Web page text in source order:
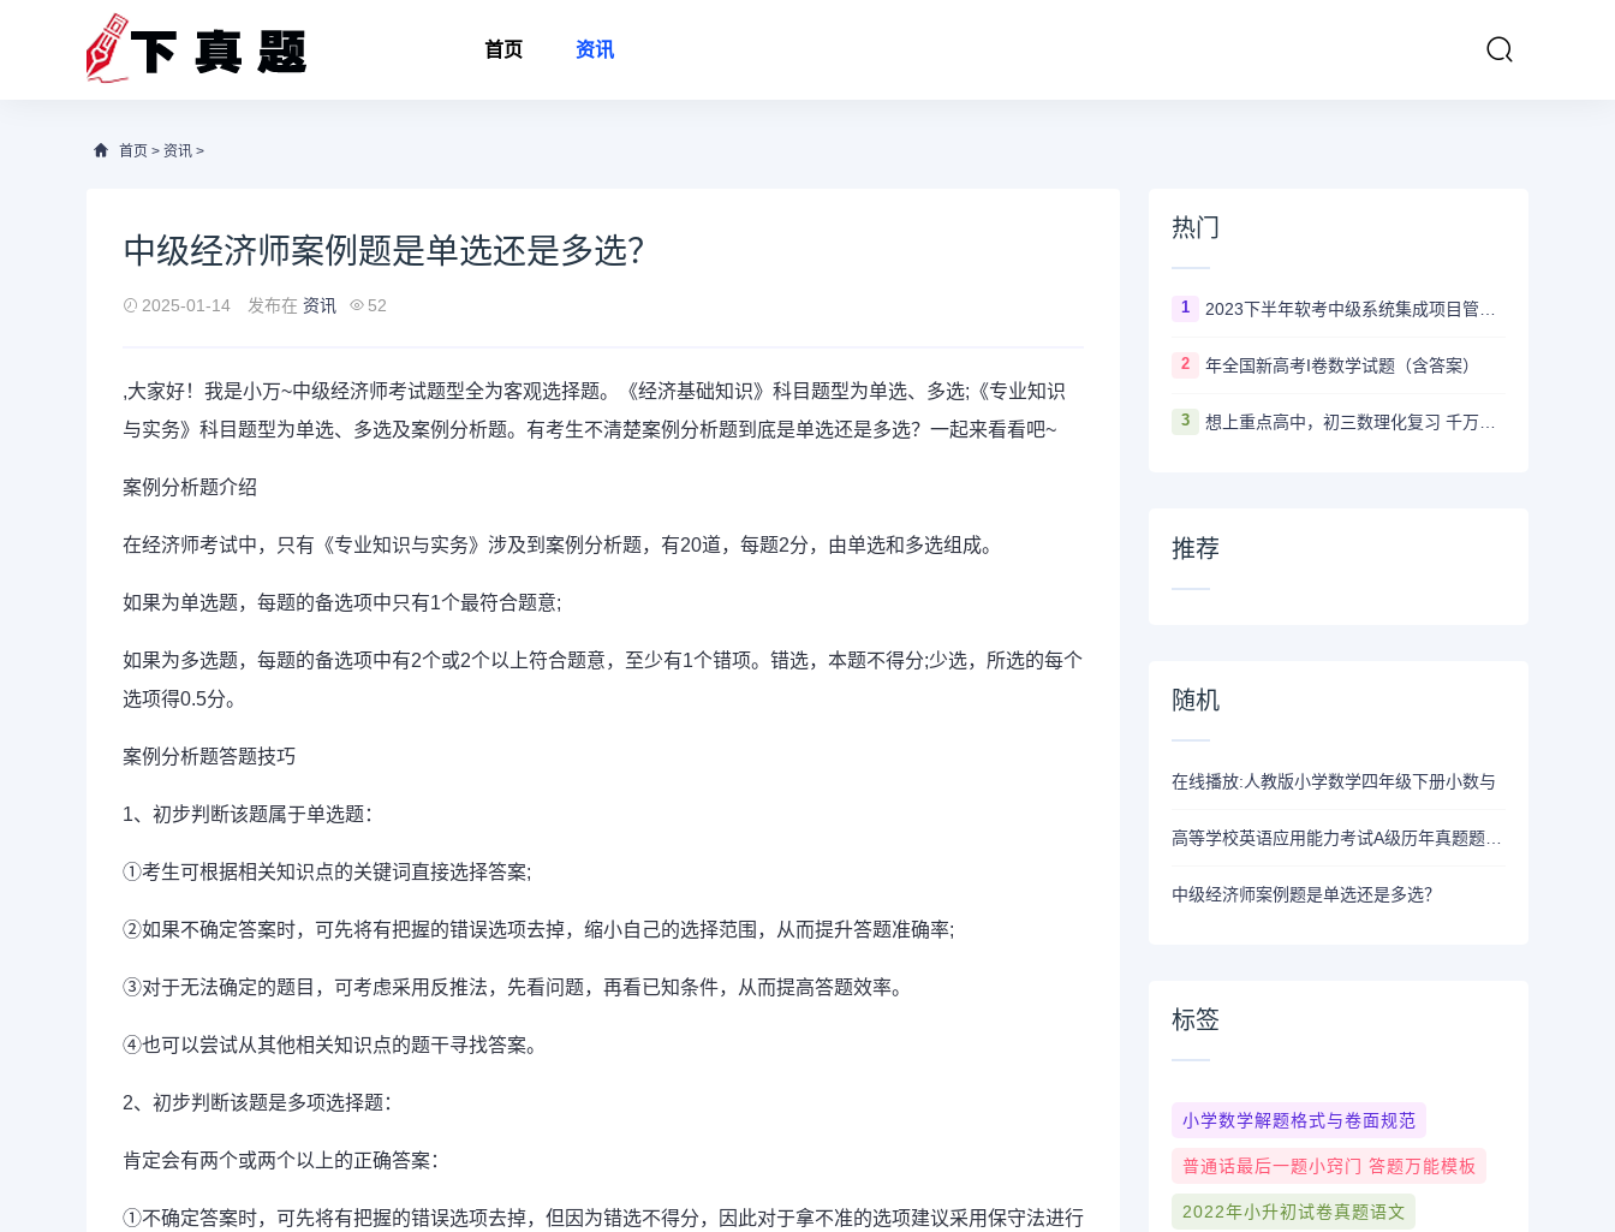
首页 资讯
首页 > 资讯 >
中级经济师案例题是单选还是多选？
2025-01-14 发布在 资讯 52
,大家好！我是小万~中级经济师考试题型全为客观选择题。《经济基础知识》科目题型为单选、多选;《专业知识
与实务》科目题型为单选、多选及案例分析题。有考生不清楚案例分析题到底是单选还是多选？一起来看看吧~
案例分析题介绍
在经济师考试中，只有《专业知识与实务》涉及到案例分析题，有20道，每题2分，由单选和多选组成。
如果为单选题，每题的备选项中只有1个最符合题意;
如果为多选题，每题的备选项中有2个或2个以上符合题意，至少有1个错项。错选，本题不得分;少选，所选的每个
选项得0.5分。
案例分析题答题技巧
1、初步判断该题属于单选题：
①考生可根据相关知识点的关键词直接选择答案;
②如果不确定答案时，可先将有把握的错误选项去掉，缩小自己的选择范围，从而提升答题准确率;
③对于无法确定的题目，可考虑采用反推法，先看问题，再看已知条件，从而提高答题效率。
④也可以尝试从其他相关知识点的题干寻找答案。
2、初步判断该题是多项选择题：
肯定会有两个或两个以上的正确答案：
①不确定答案时，可先将有把握的错误选项去掉，但因为错选不得分，因此对于拿不准的选项建议采用保守法进行
热门
1 2023下半年软考中级系统集成项目管理工程师多长时间出成绩
2 年全国新高考I卷数学试题（含答案）
3 想上重点高中，初三数理化复习 千万不要盲目刷真题卷和模拟卷！
推荐
随机
在线播放:人教版小学数学四年级下册小数与
中级经济师案例题是单选还是多选？
标签
小学数学解题格式与卷面规范
普通话最后一题小窍门 答题万能模板
2022年小升初试卷真题语文